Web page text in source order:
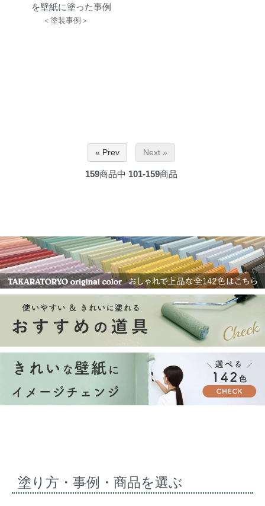
を壁紙に塗った事例
＜塗装事例＞
« Prev Next »
159商品中 101-159商品
塗り方・事例・商品を選ぶ